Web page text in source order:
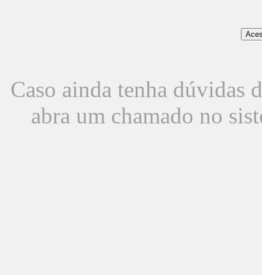
Caso ainda tenha dúvidas
abra um chamado no